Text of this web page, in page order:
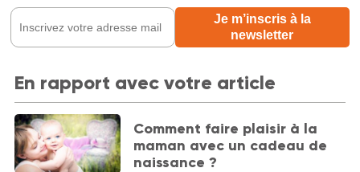
En rapport avec votre article
Comment faire plaisir à la
maman avec un cadeau de
naissance ?